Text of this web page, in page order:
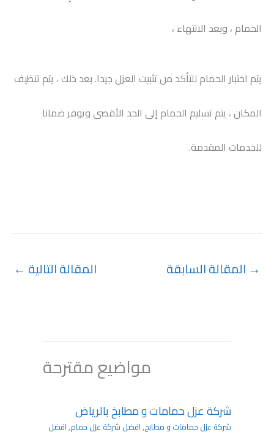
الحمام ، وبعد الانتهاء ،
يتم اختبار الحمام للتأكد من تثبيت العزل جيدا. بعد ذلك ، يتم تنظيف
المكان ، يتم تسليم الحمام إلى الحد الأقصى ويوفر ضمانا
للخدمات المقدمة.
→ المقالة السابقة المقالة التالية ←
مواضيع مقترحة
شركة عزل حمامات و مطابخ بالرياض
شركة عزل حمامات و مطابخ,افضل شركة عزل حمام,افضل